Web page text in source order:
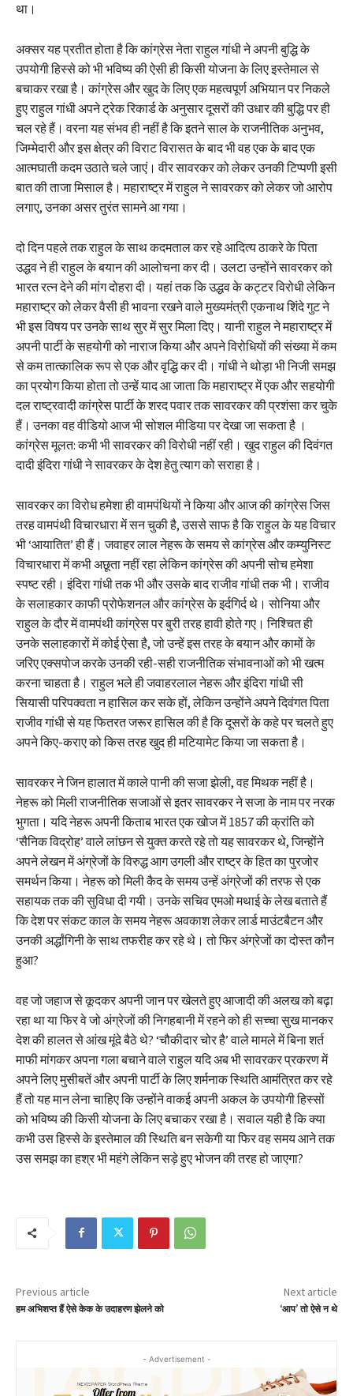
था।
अक्सर यह प्रतीत होता है कि कांग्रेस नेता राहुल गांधी ने अपनी बुद्धि के
उपयोगी हिस्से को भी भविष्य की ऐसी ही किसी योजना के लिए इस्तेमाल से
बचाकर रखा है। कांग्रेस और खुद के लिए एक महत्वपूर्ण अभियान पर निकले
हुए राहुल गांधी अपने ट्रेक रिकार्ड के अनुसार दूसरों की उधार की बुद्धि पर ही
चल रहे हैं। वरना यह संभव ही नहीं है कि इतने साल के राजनीतिक अनुभव,
जिम्मेदारी और इस क्षेत्र की विराट विरासत के बाद भी वह एक के बाद एक
आत्मघाती कदम उठाते चले जाएं। वीर सावरकर को लेकर उनकी टिप्पणी इसी
बात की ताजा मिसाल है। महाराष्ट्र में राहुल ने सावरकर को लेकर जो आरोप
लगाए, उनका असर तुरंत सामने आ गया।
दो दिन पहले तक राहुल के साथ कदमताल कर रहे आदित्य ठाकरे के पिता
उद्धव ने ही राहुल के बयान की आलोचना कर दी। उलटा उन्होंने सावरकर को
भारत रत्न देने की मांग दोहरा दी। यहां तक कि उद्धव के कट्टर विरोधी लेकिन
महाराष्ट्र को लेकर वैसी ही भावना रखने वाले मुख्यमंत्री एकनाथ शिंदे गुट ने
भी इस विषय पर उनके साथ सुर में सुर मिला दिए। यानी राहुल ने महाराष्ट्र में
अपनी पार्टी के सहयोगी को नाराज किया और अपने विरोधियों की संख्या में कम
से कम तात्कालिक रूप से एक और वृद्धि कर दी। गांधी ने थोड़ा भी निजी समझ
का प्रयोग किया होता तो उन्हें याद आ जाता कि महाराष्ट्र में एक और सहयोगी
दल राष्ट्रवादी कांग्रेस पार्टी के शरद पवार तक सावरकर की प्रशंसा कर चुके
हैं। उनका वह वीडियो आज भी सोशल मीडिया पर देखा जा सकता है ।
कांग्रेस मूलत: कभी भी सावरकर की विरोधी नहीं रही। खुद राहुल की दिवंगत
दादी इंदिरा गांधी ने सावरकर के देश हेतु त्याग को सराहा है।
सावरकर का विरोध हमेशा ही वामपंथियों ने किया और आज की कांग्रेस जिस
तरह वामपंथी विचारधारा में सन चुकी है, उससे साफ है कि राहुल के यह विचार
भी ‘आयातित’ ही हैं। जवाहर लाल नेहरू के समय से कांग्रेस और कम्युनिस्ट
विचारधारा में कभी अछूता नहीं रहा लेकिन कांग्रेस की अपनी सोच हमेशा
स्पष्ट रही। इंदिरा गांधी तक भी और उसके बाद राजीव गांधी तक भी। राजीव
के सलाहकार काफी प्रोफेशनल और कांग्रेस के इर्दगिर्द थे। सोनिया और
राहुल के दौर में वामपंथी कांग्रेस पर बुरी तरह हावी होते गए। निश्चित ही
उनके सलाहकारों में कोई ऐसा है, जो उन्हें इस तरह के बयान और कामों के
जरिए एक्सपोज करके उनकी रही-सही राजनीतिक संभावनाओं को भी खत्म
करना चाहता है। राहुल भले ही जवाहरलाल नेहरू और इंदिरा गांधी सी
सियासी परिपक्वता न हासिल कर सके हों, लेकिन उन्होंने अपने दिवंगत पिता
राजीव गांधी से यह फितरत जरूर हासिल की है कि दूसरों के कहे पर चलते हुए
अपने किए-कराए को किस तरह खुद ही मटियामेट किया जा सकता है।
सावरकर ने जिन हालात में काले पानी की सजा झेली, वह मिथक नहीं है।
नेहरू को मिली राजनीतिक सजाओं से इतर सावरकर ने सजा के नाम पर नरक
भुगता। यदि नेहरू अपनी किताब भारत एक खोज में 1857 की क्रांति को
‘सैनिक विद्रोह’ वाले लांछन से युक्त करते रहे तो यह सावरकर थे, जिन्होंने
अपने लेखन में अंग्रेजों के विरुद्ध आग उगली और राष्ट्र के हित का पुरजोर
समर्थन किया। नेहरू को मिली कैद के समय उन्हें अंग्रेजों की तरफ से एक
सहायक तक की सुविधा दी गयी। उनके सचिव एमओ मथाई के लेख बताते हैं
कि देश पर संकट काल के समय नेहरू अवकाश लेकर लार्ड माउंटबैटन और
उनकी अर्द्धांगिनी के साथ तफरीह कर रहे थे। तो फिर अंग्रेजों का दोस्त कौन
हुआ?
वह जो जहाज से कूदकर अपनी जान पर खेलते हुए आजादी की अलख को बढ़ा
रहा था या फिर वे जो अंग्रेजों की निगहबानी में रहने को ही सच्चा सुख मानकर
देश की हालत से आंख मूंदे बैठे थे? ‘चौकीदार चोर है’ वाले मामले में बिना शर्त
माफी मांगकर अपना गला बचाने वाले राहुल यदि अब भी सावरकर प्रकरण में
अपने लिए मुसीबतें और अपनी पार्टी के लिए शर्मनाक स्थिति आमंत्रित कर रहे
हैं तो यह मान लेना चाहिए कि उन्होंने वाकई अपनी अकल के उपयोगी हिस्सों
को भविष्य की किसी योजना के लिए बचाकर रखा है। सवाल यही है कि क्या
कभी उस हिस्से के इस्तेमाल की स्थिति बन सकेगी या फिर वह समय आने तक
उस समझ का हश्र भी महंगे लेकिन सड़े हुए भोजन की तरह हो जाएगा?
Previous article
हम अभिशप्त हैं ऐसे केक के उदाहरण झेलने को
Next article
‘आप’ तो ऐसे न थे
- Advertisement -